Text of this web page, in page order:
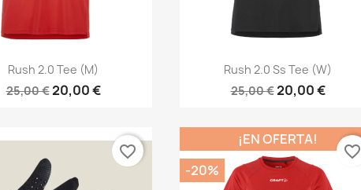
Vista rápida
Rush 2.0 Tee (M)
25,00 €20,00 €
Vista rápida
Rush 2.0 Ss Tee (W)
25,00 €20,00 €
favorite_border
¡EN OFERTA!
-20%
favorite_border